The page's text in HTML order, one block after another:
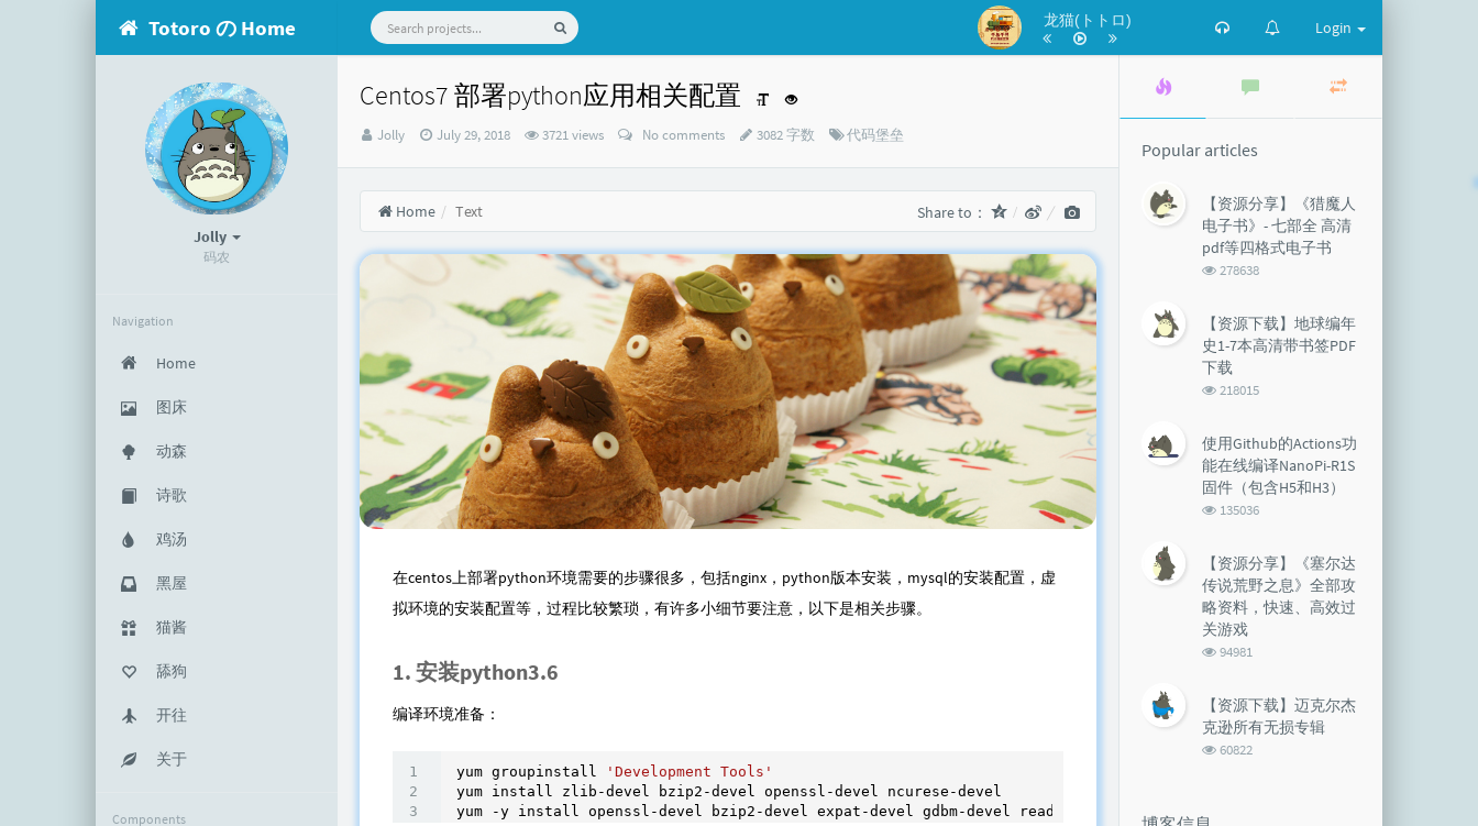
Totoro の Home 龙猫(トトロ) Login
Jolly
码农
Navigation
Home
图床
动森
诗歌
鸡汤
黑屋
猫酱
舔狗
开往
关于
Components
Centos7 部署python应用相关配置
Author：
Jolly
发
时
间：
July 29, 2018 3721 views No comments 3082 字数 Categories：
代码堡垒
Home Text Share to：
在centos上部署python环境需要的步骤很多，包括nginx，python版本安装，mysql的安装配置，虚
拟环境的安装配置等，过程比较繁琐，有许多小细节要注意，以下是相关步骤。
1. 安装python3.6
编译环境准备：
yum groupinstall
'Development Tools'
yum install zlib-devel bzip2-devel openssl-devel ncurese-devel
yum -y install openssl-devel bzip2-devel expat-devel gdbm-devel readline-devel
comments
Popular articles
【资源分享】《猎魔人
电子书》- 七部全 高清
pdf等四格式电子书
浏
数:
278638
【资源下载】地球编年
史1-7本高清带书签PDF
下载
浏
数:
218015
使用Github的Actions功
能在线编译NanoPi-R1S
固件（包含H5和H3）
浏
数:
135036
【资源分享】《塞尔达
传说荒野之息》全部攻
略资料，快速、高效过
关游戏
浏
数:
94981
【资源下载】迈克尔杰
克逊所有无损专辑
浏
60822